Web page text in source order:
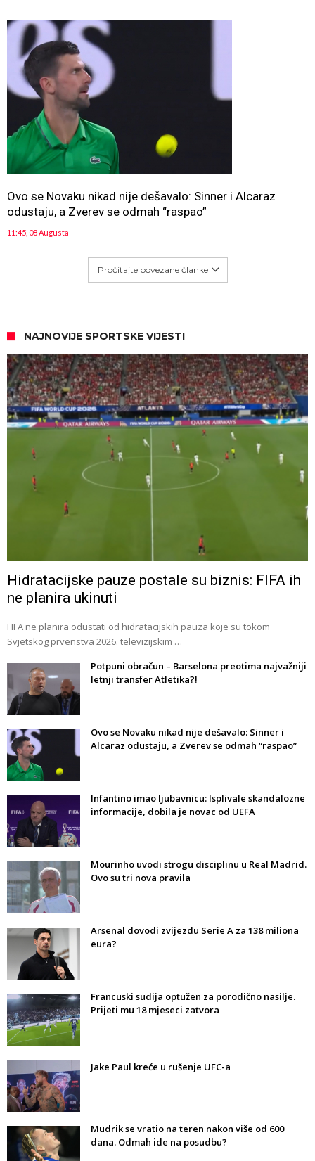
Ovo se Novaku nikad nije dešavalo: Sinner i Alcaraz
odustaju, a Zverev se odmah “raspao”
11:45, 08 Augusta
Pročitajte povezane članke
NAJNOVIJE SPORTSKE VIJESTI
Hidratacijske pauze postale su biznis: FIFA ih
ne planira ukinuti
FIFA ne planira odustati od hidratacijskih pauza koje su tokom
Svjetskog prvenstva 2026. televizijskim …
Potpuni obračun – Barselona preotima najvažniji
letnji transfer Atletika?!
Ovo se Novaku nikad nije dešavalo: Sinner i
Alcaraz odustaju, a Zverev se odmah “raspao”
Infantino imao ljubavnicu: Isplivale skandalozne
informacije, dobila je novac od UEFA
Mourinho uvodi strogu disciplinu u Real Madrid.
Ovo su tri nova pravila
Arsenal dovodi zvijezdu Serie A za 138 miliona
eura?
Francuski sudija optužen za porodično nasilje.
Prijeti mu 18 mjeseci zatvora
Jake Paul kreće u rušenje UFC-a
Mudrik se vratio na teren nakon više od 600
dana. Odmah ide na posudbu?